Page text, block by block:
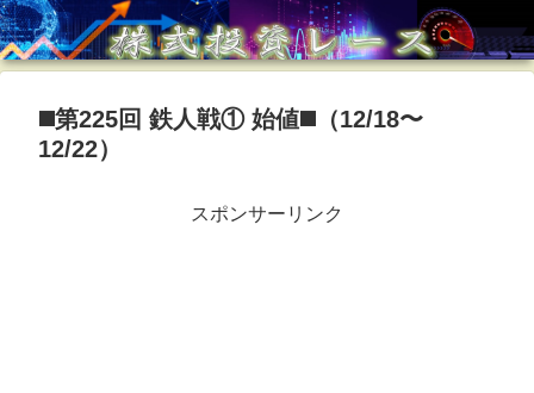
◼️第225回 鉄人戦① 始値◼️（12/18〜
12/22）
スポンサーリンク